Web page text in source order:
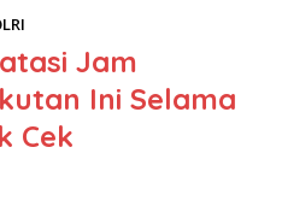
Jam
Ini Selama
Cek